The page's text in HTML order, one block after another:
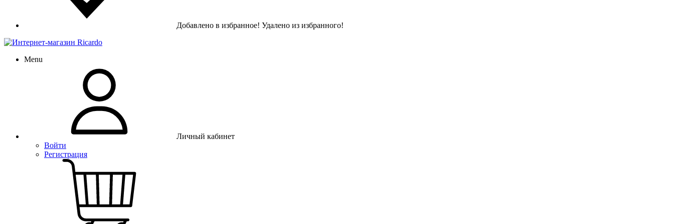
Добавлено в избранное! Удалено из избранного!
Menu
Личный кабинет
Войти
Регистрация